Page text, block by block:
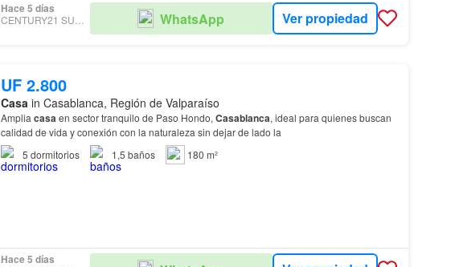
Hace 5 días
CENTURY21 SUNSET CL WhatsApp Ver propiedad
UF 2.800
Casa in Casablanca, Región de Valparaíso
Amplia casaen sector tranquilo de Paso Hondo, Casablanca, ideal para quienes buscan
calidad de vida y conexión con la naturaleza sin dejar de lado la
5 dormitorios 1,5 baños 180 m²
Hace 5 días